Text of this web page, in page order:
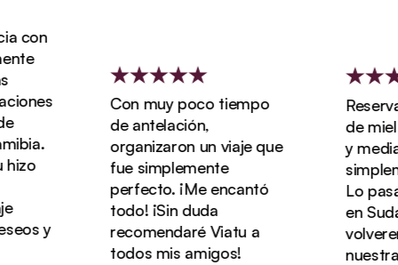
con
y
Con muy poco tiempo
de antelación,
organizaron un viaje que
fue simplemente
perfecto. ¡Me encantó
todo! ¡Sin duda
recomendaré Viatu a
todos mis amigos!
de miel
y media
Lo
en